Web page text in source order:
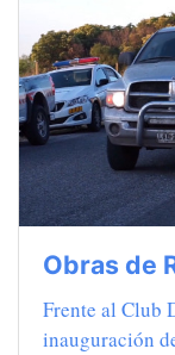
Obras de
Frente al Club
inauguración